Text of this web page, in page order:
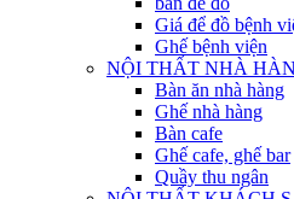
Giá để đồ bệnh
Ghế bệnh viện
NỘI THẤT NHÀ
Bàn ăn nhà hàng
Ghế nhà hàng
Bàn cafe
Ghế cafe, ghế bar
Quầy thu ngân